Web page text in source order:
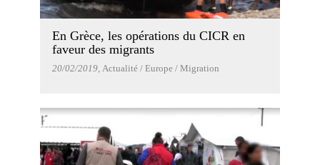
En Grèce, les opérations du CICR en
faveur des migrants
20/02/2019, Actualité / Europe / Migration